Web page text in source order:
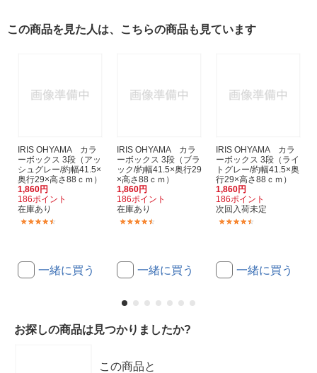
この商品を見た人は、こちらの商品も見ています
IRIS OHYAMA カラ
ーボックス 3段（アッ
シュグレー/約幅41.5×
奥行29×高さ88ｃｍ）
1,860円
186ポイント
在庫あり
一緒に買う
IRIS OHYAMA カラ
ーボックス 3段（ブラ
ック/約幅41.5×奥行29
×高さ88ｃｍ）
1,860円
186ポイント
在庫あり
一緒に買う
IRIS OHYAMA カラ
ーボックス 3段（ライ
トグレー/約幅41.5×奥
行29×高さ88ｃｍ）
1,860円
186ポイント
次回入荷未定
一緒に買う
お探しの商品は見つかりましたか?
この商品と